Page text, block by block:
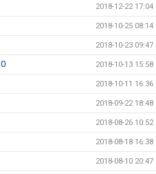
2018-12-22 17:04
2018-10-25 08:14
2018-10-23 09:47
2018-10-13 15:58
2018-10-11 16:36
2018-09-22 18:48
2018-08-26 10:52
2018-08-18 16:38
2018-08-10 20:47